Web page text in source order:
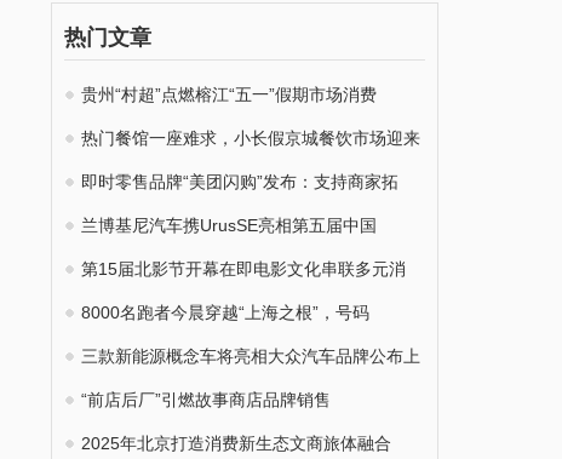
热门文章
贵州“村超”点燃榕江“五一”假期市场消费
热门餐馆一座难求，小长假京城餐饮市场迎来
即时零售品牌“美团闪购”发布：支持商家拓
兰博基尼汽车携UrusSE亮相第五届中国
第15届北影节开幕在即电影文化串联多元消
8000名跑者今晨穿越“上海之根”，号码
三款新能源概念车将亮相大众汽车品牌公布上
“前店后厂”引燃故事商店品牌销售
2025年北京打造消费新生态文商旅体融合